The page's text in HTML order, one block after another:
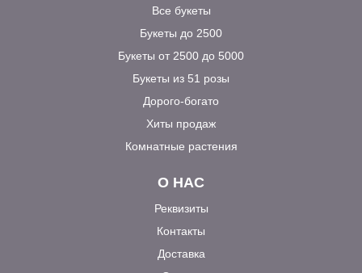
Все букеты
Букеты до 2500
Букеты от 2500 до 5000
Букеты из 51 розы
Дорого-богато
Хиты продаж
Комнатные растения
О НАС
Реквизиты
Контакты
Доставка